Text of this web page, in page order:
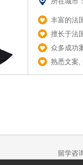
丰富的法
擅长于法
众多成功
熟悉文案,
留学咨